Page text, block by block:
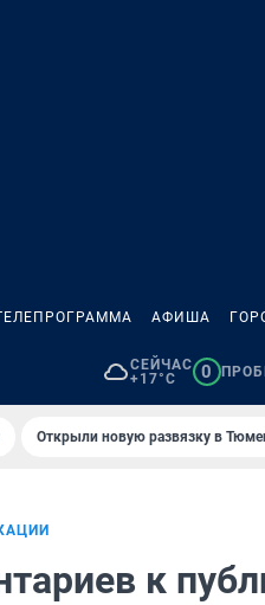
АФИША
СЕЙЧАС
+17°C
0
Открыли новую развязку в
к